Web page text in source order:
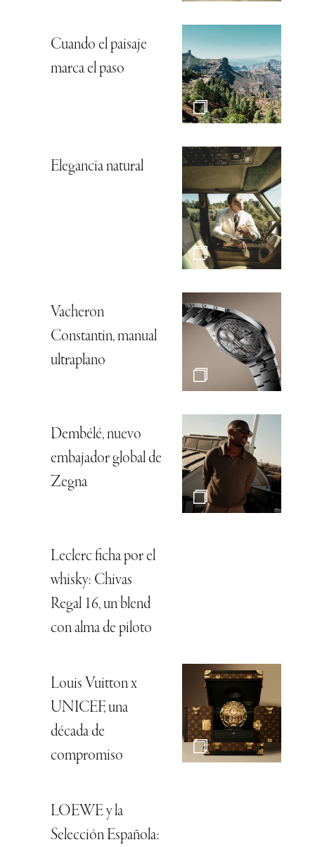
Cuando el paisaje
marca el paso
Elegancia natural
Vacheron
Constantin, manual
ultraplano
Dembélé, nuevo
embajador global de
Zegna
Leclerc ficha por el
whisky: Chivas
Regal 16, un blend
con alma de piloto
Louis Vuitton x
UNICEF, una
década de
compromiso
LOEWE y la
Selección Española: